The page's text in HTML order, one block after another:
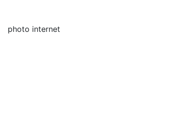
photo internet